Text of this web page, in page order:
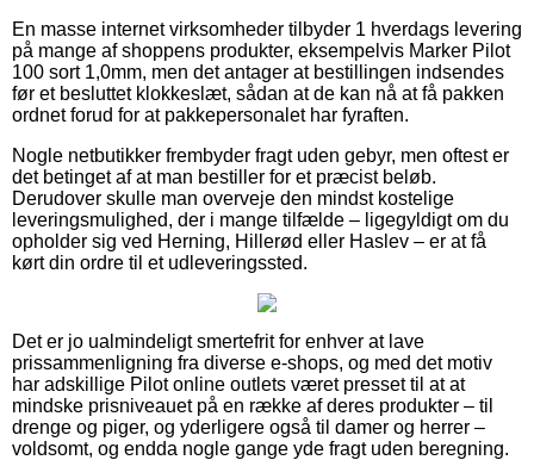
En masse internet virksomheder tilbyder 1 hverdags levering
på mange af shoppens produkter, eksempelvis Marker Pilot
100 sort 1,0mm, men det antager at bestillingen indsendes
før et besluttet klokkeslæt, sådan at de kan nå at få pakken
ordnet forud for at pakkepersonalet har fyraften.
Nogle netbutikker frembyder fragt uden gebyr, men oftest er
det betinget af at man bestiller for et præcist beløb.
Derudover skulle man overveje den mindst kostelige
leveringsmulighed, der i mange tilfælde – ligegyldigt om du
opholder sig ved Herning, Hillerød eller Haslev – er at få
kørt din ordre til et udleveringssted.
Det er jo ualmindeligt smertefrit for enhver at lave
prissammenligning fra diverse e-shops, og med det motiv
har adskillige Pilot online outlets været presset til at at
mindske prisniveauet på en række af deres produkter – til
drenge og piger, og yderligere også til damer og herrer –
voldsomt, og endda nogle gange yde fragt uden beregning.